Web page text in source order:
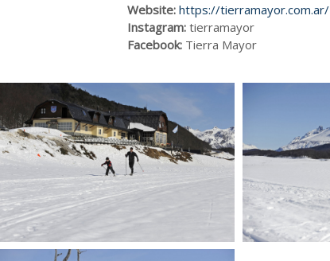
Website:https://tierramayor.com.ar/
Instagram:tierramayor
Facebook: Tierra Mayor